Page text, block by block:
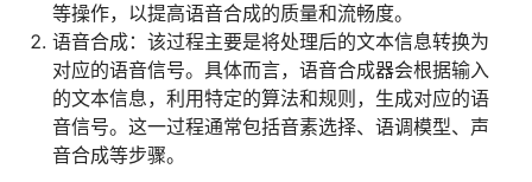
人才数字化
人才培养 | 智能教具 | 智能实训 | 课程共创
财务
智能票据 | 自动报税 | 自动存单 | 智能审计
等操作，以提高语音合成的质量和流畅度。
语音合成：该过程主要是将处理后的文本信息转换为
对应的语音信号。具体而言，语音合成器会根据输入
的文本信息，利用特定的算法和规则，生成对应的语
音信号。这一过程通常包括音素选择、语调模型、声
音合成等步骤。